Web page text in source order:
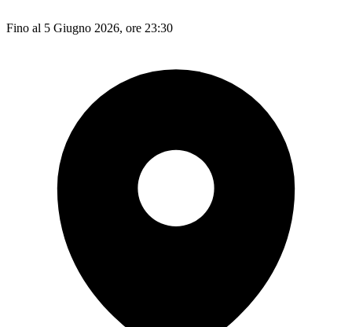
Fino al 5 Giugno 2026, ore 23:30